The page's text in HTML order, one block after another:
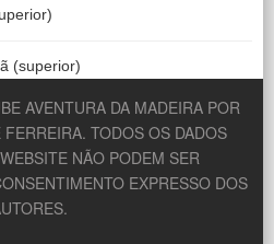
(superior)
AVENTURA DA MADEIRA POR
TODOS OS DADOS
NÃO PODEM SER
EXPRESSO DOS